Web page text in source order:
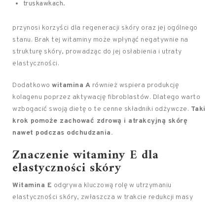
truskawkach.
przynosi korzyści dla regeneracji skóry oraz jej ogólnego
stanu. Brak tej witaminy może wpłynąć negatywnie na
strukturę skóry, prowadząc do jej osłabienia i utraty
elastyczności.
Dodatkowo witamina A również wspiera produkcję
kolagenu poprzez aktywację fibroblastów. Dlatego warto
wzbogacić swoją dietę o te cenne składniki odżywcze. Taki
krok pomoże zachować zdrową i atrakcyjną skórę
nawet podczas odchudzania.
Znaczenie witaminy E dla
elastyczności skóry
Witamina E odgrywa kluczową rolę w utrzymaniu
elastyczności skóry, zwłaszcza w trakcie redukcji masy